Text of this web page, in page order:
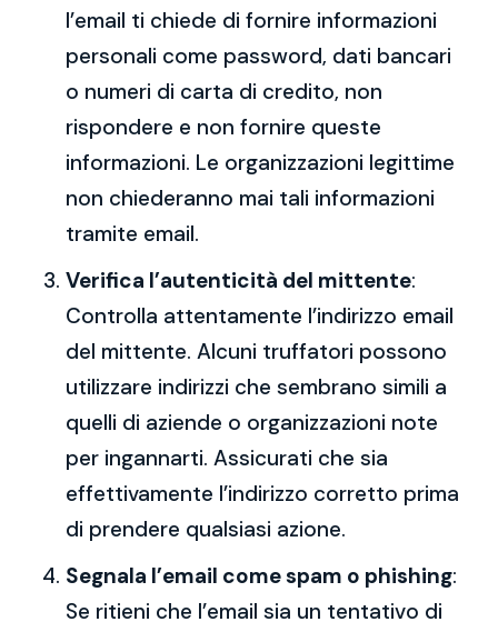
l’email ti chiede di fornire informazioni
personali come password, dati bancari
o numeri di carta di credito, non
rispondere e non fornire queste
informazioni. Le organizzazioni legittime
non chiederanno mai tali informazioni
tramite email.
Verifica l’autenticità del mittente:
Controlla attentamente l’indirizzo email
del mittente. Alcuni truffatori possono
utilizzare indirizzi che sembrano simili a
quelli di aziende o organizzazioni note
per ingannarti. Assicurati che sia
effettivamente l’indirizzo corretto prima
di prendere qualsiasi azione.
Segnala l’email come spam o phishing:
Se ritieni che l’email sia un tentativo di